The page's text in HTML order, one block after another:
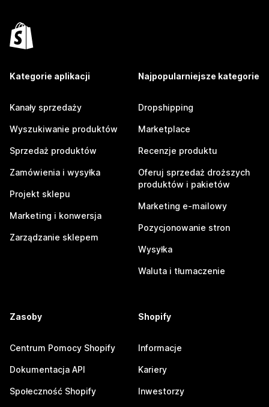
Kategorie aplikacji
Kanały sprzedaży
Wyszukiwanie produktów
Sprzedaż produktów
Zamówienia i wysyłka
Projekt sklepu
Marketing i konwersja
Zarządzanie sklepem
Najpopularniejsze kategorie
Dropshipping
Marketplace
Recenzje produktu
Oferuj sprzedaż droższych
produktów i pakietów
Marketing e-mailowy
Pozycjonowanie stron
Wysyłka
Waluta i tłumaczenie
Zasoby
Centrum Pomocy Shopify
Dokumentacja API
Społeczność Shopify
Shopify
Informacje
Kariery
Inwestorzy